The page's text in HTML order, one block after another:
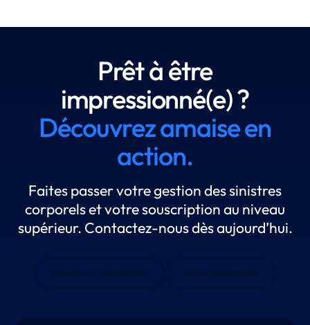
Prêt à être
impressionné(e) ?
Découvrez amaise en
action.
Faites passer votre gestion des sinistres
corporels et votre souscription au niveau
supérieur. Contactez-nous dès aujourd’hui.